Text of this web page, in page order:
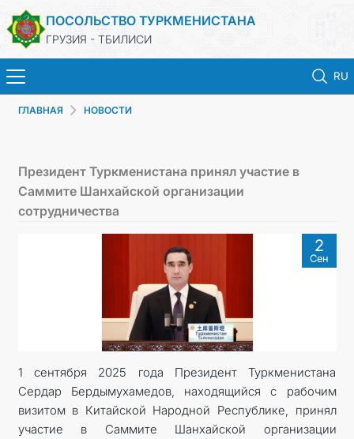
ПОСОЛЬСТВО ТУРКМЕНИСТАНА
ГРУЗИЯ - ТБИЛИСИ
RU
ТУРКМЕНИСТАН
КОНСУЛЬСКИЕ УСЛУГИ
МИД
КОНТАКТНЫЕ ДАННЫЕ
ГЛАВНАЯ НОВОСТИ
Президент Туркменистана принял участие в
Саммите Шанхайской организации
сотрудничества
2
Сен
1 сентября 2025 года Президент Туркменистана
Сердар Бердымухамедов, находящийся с рабочим
визитом в Китайской Народной Республике, принял
участие в Саммите Шанхайской организации